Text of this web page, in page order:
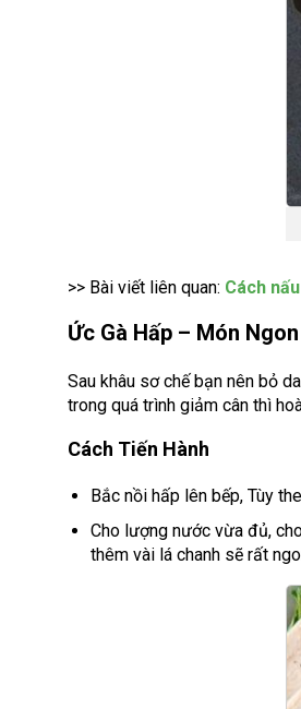
>> Bài viết liên quan: Cách
Ức Gà Hấp – Món
Sau khâu sơ chế bạn nên bỏ
trong quá trình giảm cân thì
Cách Tiến Hành
Bắc nồi hấp lên bếp, Tùy
Cho lượng nước vừa đủ,
thêm vài lá chanh sẽ rất